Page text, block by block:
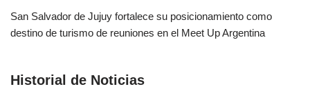
San Salvador de Jujuy fortalece su posicionamiento como
destino de turismo de reuniones en el Meet Up Argentina
Historial de Noticias